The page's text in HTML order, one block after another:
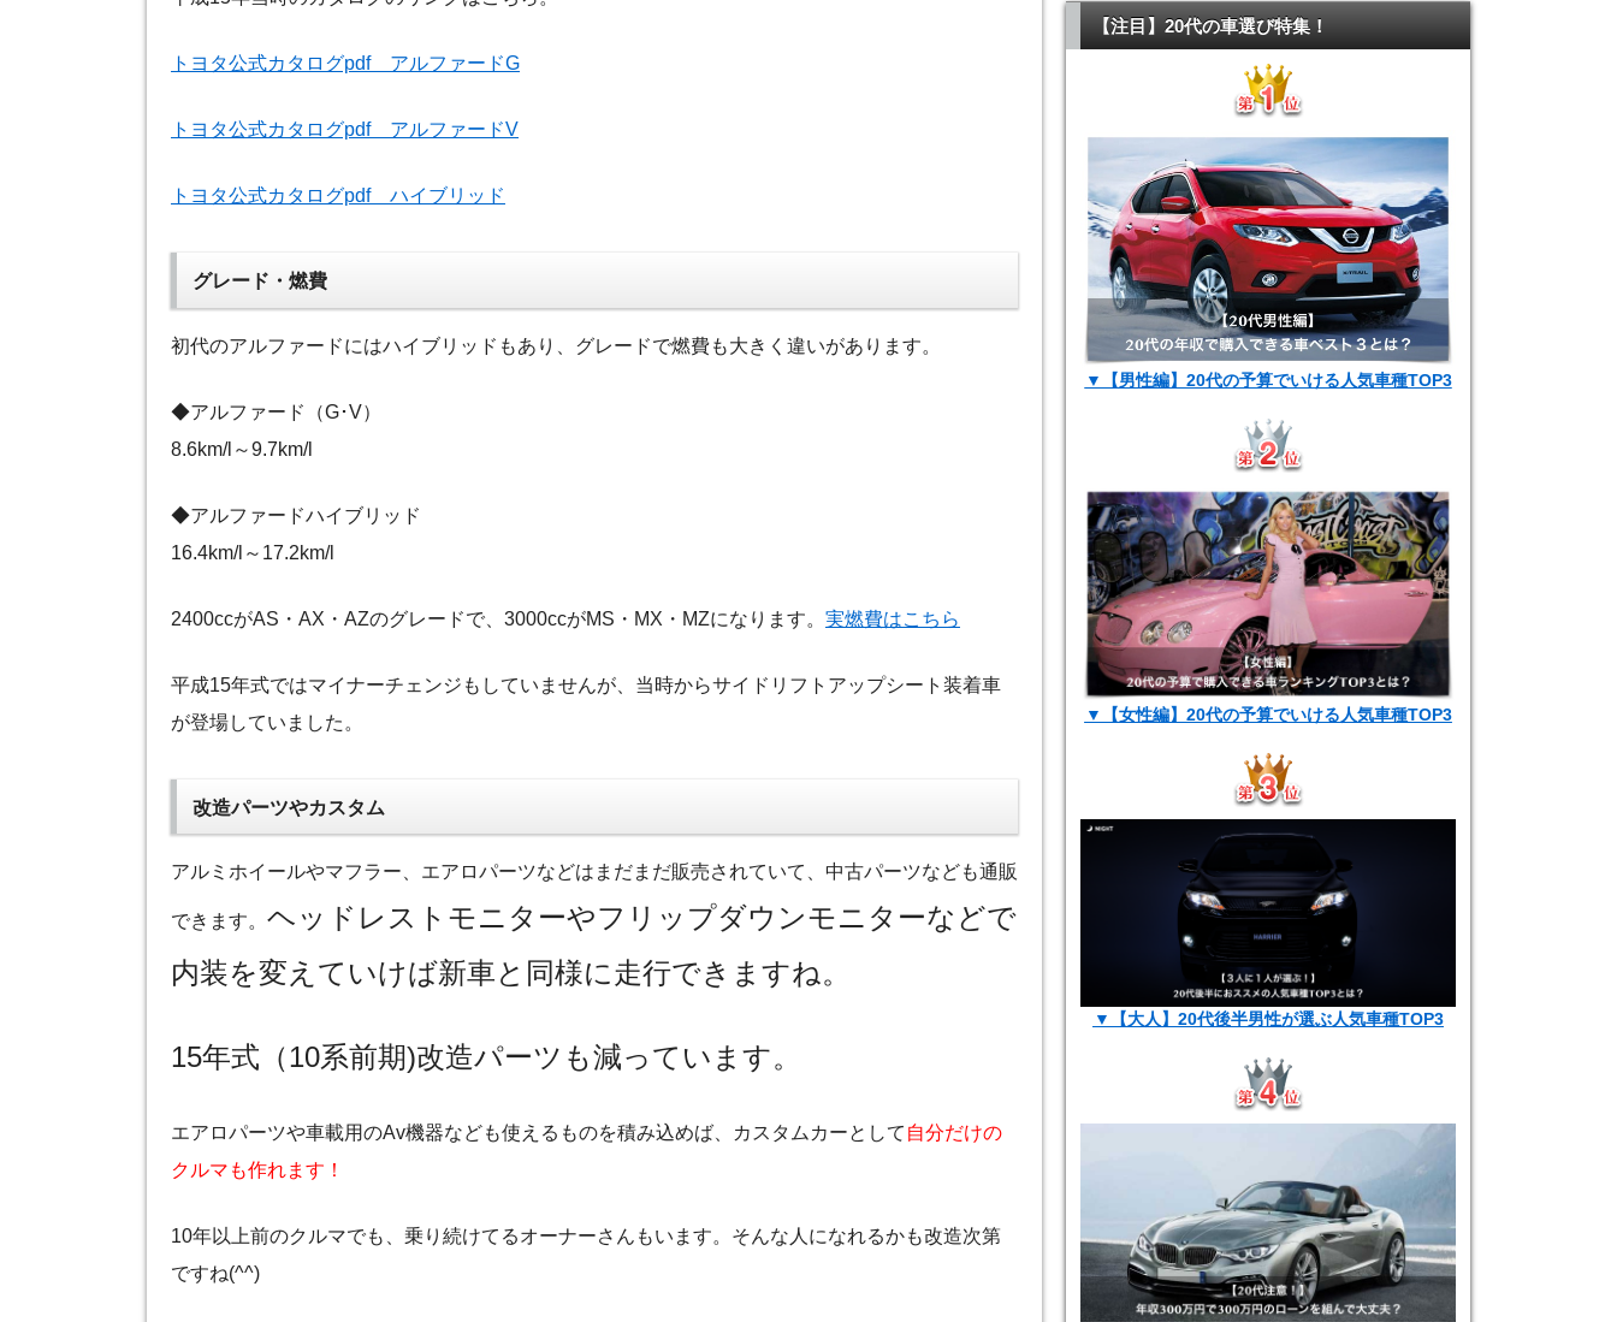
トヨタ公式カタログpdf アルファードG
トヨタ公式カタログpdf アルファードV
トヨタ公式カタログpdf ハイブリッド
グレード・燃費
初代のアルファードにはハイブリッドもあり、グレードで燃費も大きく違いがあります。
◆アルファード（G･V）
8.6km/l～9.7km/l
◆アルファードハイブリッド
16.4km/l～17.2km/l
2400ccがAS・AX・AZのグレードで、3000ccがMS・MX・MZになります。 実燃費はこちら
平成15年式ではマイナーチェンジもしていませんが、当時からサイドリフトアップシート装着車
が登場していました。
改造パーツやカスタム
アルミホイールやマフラー、エアロパーツなどはまだまだ販売されていて、中古パーツなども通販
できます。 ヘッドレストモニターやフリップダウンモニターなどで
内装を変えていけば新車と同様に走行できますね。
15年式（10系前期)改造パーツも減っています。
エアロパーツや車載用のAv機器なども使えるものを積み込めば、カスタムカーとして 自分だけの
クルマも作れます！
10年以上前のクルマでも、乗り続けてるオーナーさんもいます。そんな人になれるかも改造次第
ですね(^^)
【注目】20代の車選び特集！
▼【男性編】20代の予算でいける人気車種TOP3
▼【女性編】20代の予算でいける人気車種TOP3
▼【大人】20代後半男性が選ぶ人気車種TOP3